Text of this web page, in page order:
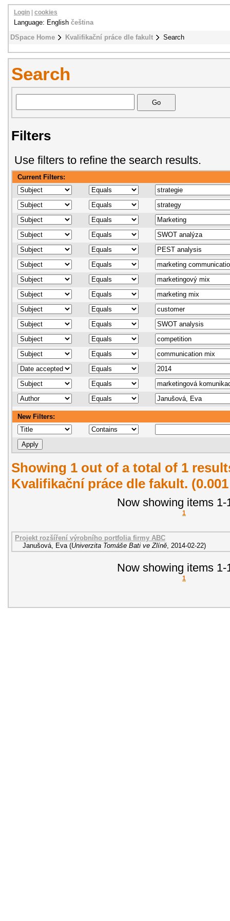
DSpace Home Kvalifikační práce dle fakult Search
Login cookies
Language: English čeština
Search
Filters
Use filters to refine the search results.
Current Filters:
New Filters:
Showing 1 out of a total of 1
Kvalifikační práce dle fakult.
Now showing items 1-
1
Projekt rozšíření výrobního portfolia firmy ABC
Janušová, Eva (Univerzita Tomáše Bati ve Zlíně 2014-02-22)
Now showing items 1-
1